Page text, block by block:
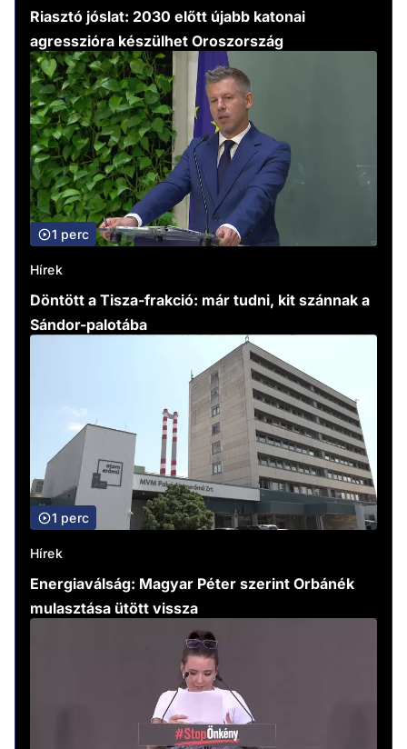
Riasztó jóslat: 2030 előtt újabb katonai
agresszióra készülhet Oroszország
1 perc
Hírek
Döntött a Tisza-frakció: már tudni, kit szánnak a
Sándor-palotába
1 perc
Hírek
Energiaválság: Magyar Péter szerint Orbánék
mulasztása ütött vissza